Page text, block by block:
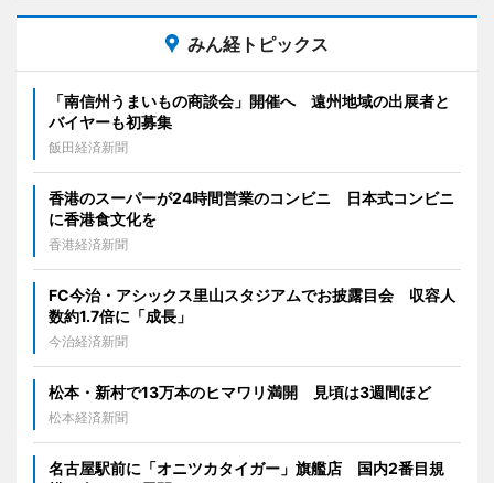
みん経トピックス
「南信州うまいもの商談会」開催へ 遠州地域の出展者と
バイヤーも初募集
飯田経済新聞
香港のスーパーが24時間営業のコンビニ 日本式コンビニ
に香港食文化を
香港経済新聞
FC今治・アシックス里山スタジアムでお披露目会 収容人
数約1.7倍に「成長」
今治経済新聞
松本・新村で13万本のヒマワリ満開 見頃は3週間ほど
松本経済新聞
名古屋駅前に「オニツカタイガー」旗艦店 国内2番目規